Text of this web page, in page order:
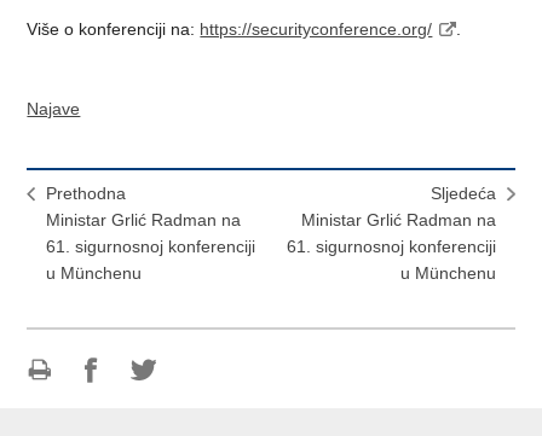
Više o konferenciji na: https://securityconference.org/
Najave
Prethodna
Ministar Grlić Radman na
61. sigurnosnoj konferenciji
u Münchenu
Sljedeća
Ministar Grlić Radman na
61. sigurnosnoj konferenciji
u Münchenu